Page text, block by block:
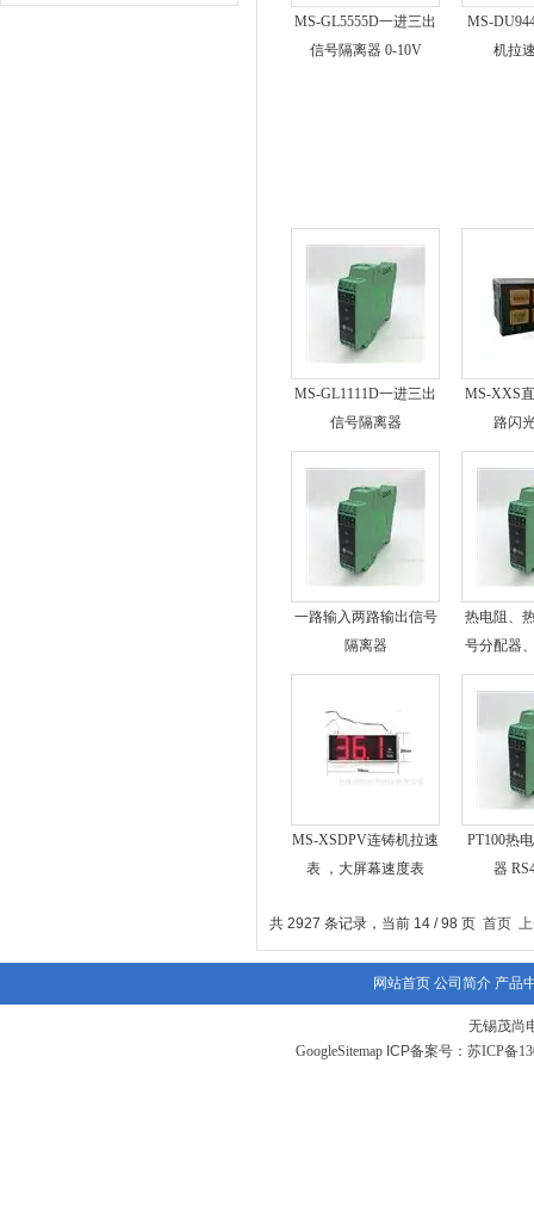
MS-GL5555D一进三出
信号隔离器 0-10V
MS-
机拉
MS-GL1111D一进三出
信号隔离器
MS-XXS
路闪
一路输入两路输出信号
隔离器
热电阻、
号分配器
MS-XSDPV连铸机拉速
表 ，大屏幕速度表
PT100热
器
共 2927 条记录，当前 14 / 98 页 首页
网站首页 公司简介 产品
无锡茂尚
GoogleSitemapICP备案号： 苏ICP备